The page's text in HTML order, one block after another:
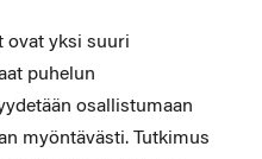
ovat yksi suuri
puhelun
osallistumaan
myöntävästi. Tutkimus